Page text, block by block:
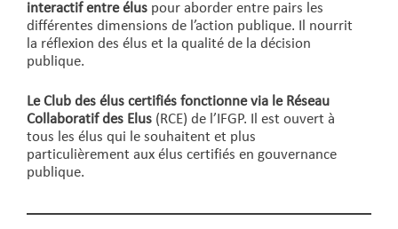
interactif entre élus pour aborder entre pairs les
différentes dimensions de l’action publique. Il nourrit
la réflexion des élus et la qualité de la décision
publique.
Le Club des élus certifiés fonctionne via le Réseau
Collaboratif des Elus (RCE) de l’IFGP. Il est ouvert à
tous les élus qui le souhaitent et plus
particulièrement aux élus certifiés en gouvernance
publique.